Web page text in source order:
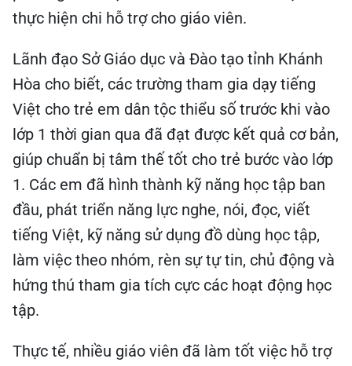
thực hiện chi hỗ trợ cho giáo viên.
Lãnh đạo Sở Giáo dục và Đào tạo tỉnh Khánh
Hòa cho biết, các trường tham gia dạy tiếng
Việt cho trẻ em dân tộc thiểu số trước khi vào
lớp 1 thời gian qua đã đạt được kết quả cơ bản,
giúp chuẩn bị tâm thế tốt cho trẻ bước vào lớp
1. Các em đã hình thành kỹ năng học tập ban
đầu, phát triển năng lực nghe, nói, đọc, viết
tiếng Việt, kỹ năng sử dụng đồ dùng học tập,
làm việc theo nhóm, rèn sự tự tin, chủ động và
hứng thú tham gia tích cực các hoạt động học
tập.
Thực tế, nhiều giáo viên đã làm tốt việc hỗ trợ